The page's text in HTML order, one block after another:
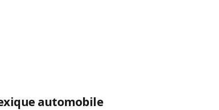
automobile